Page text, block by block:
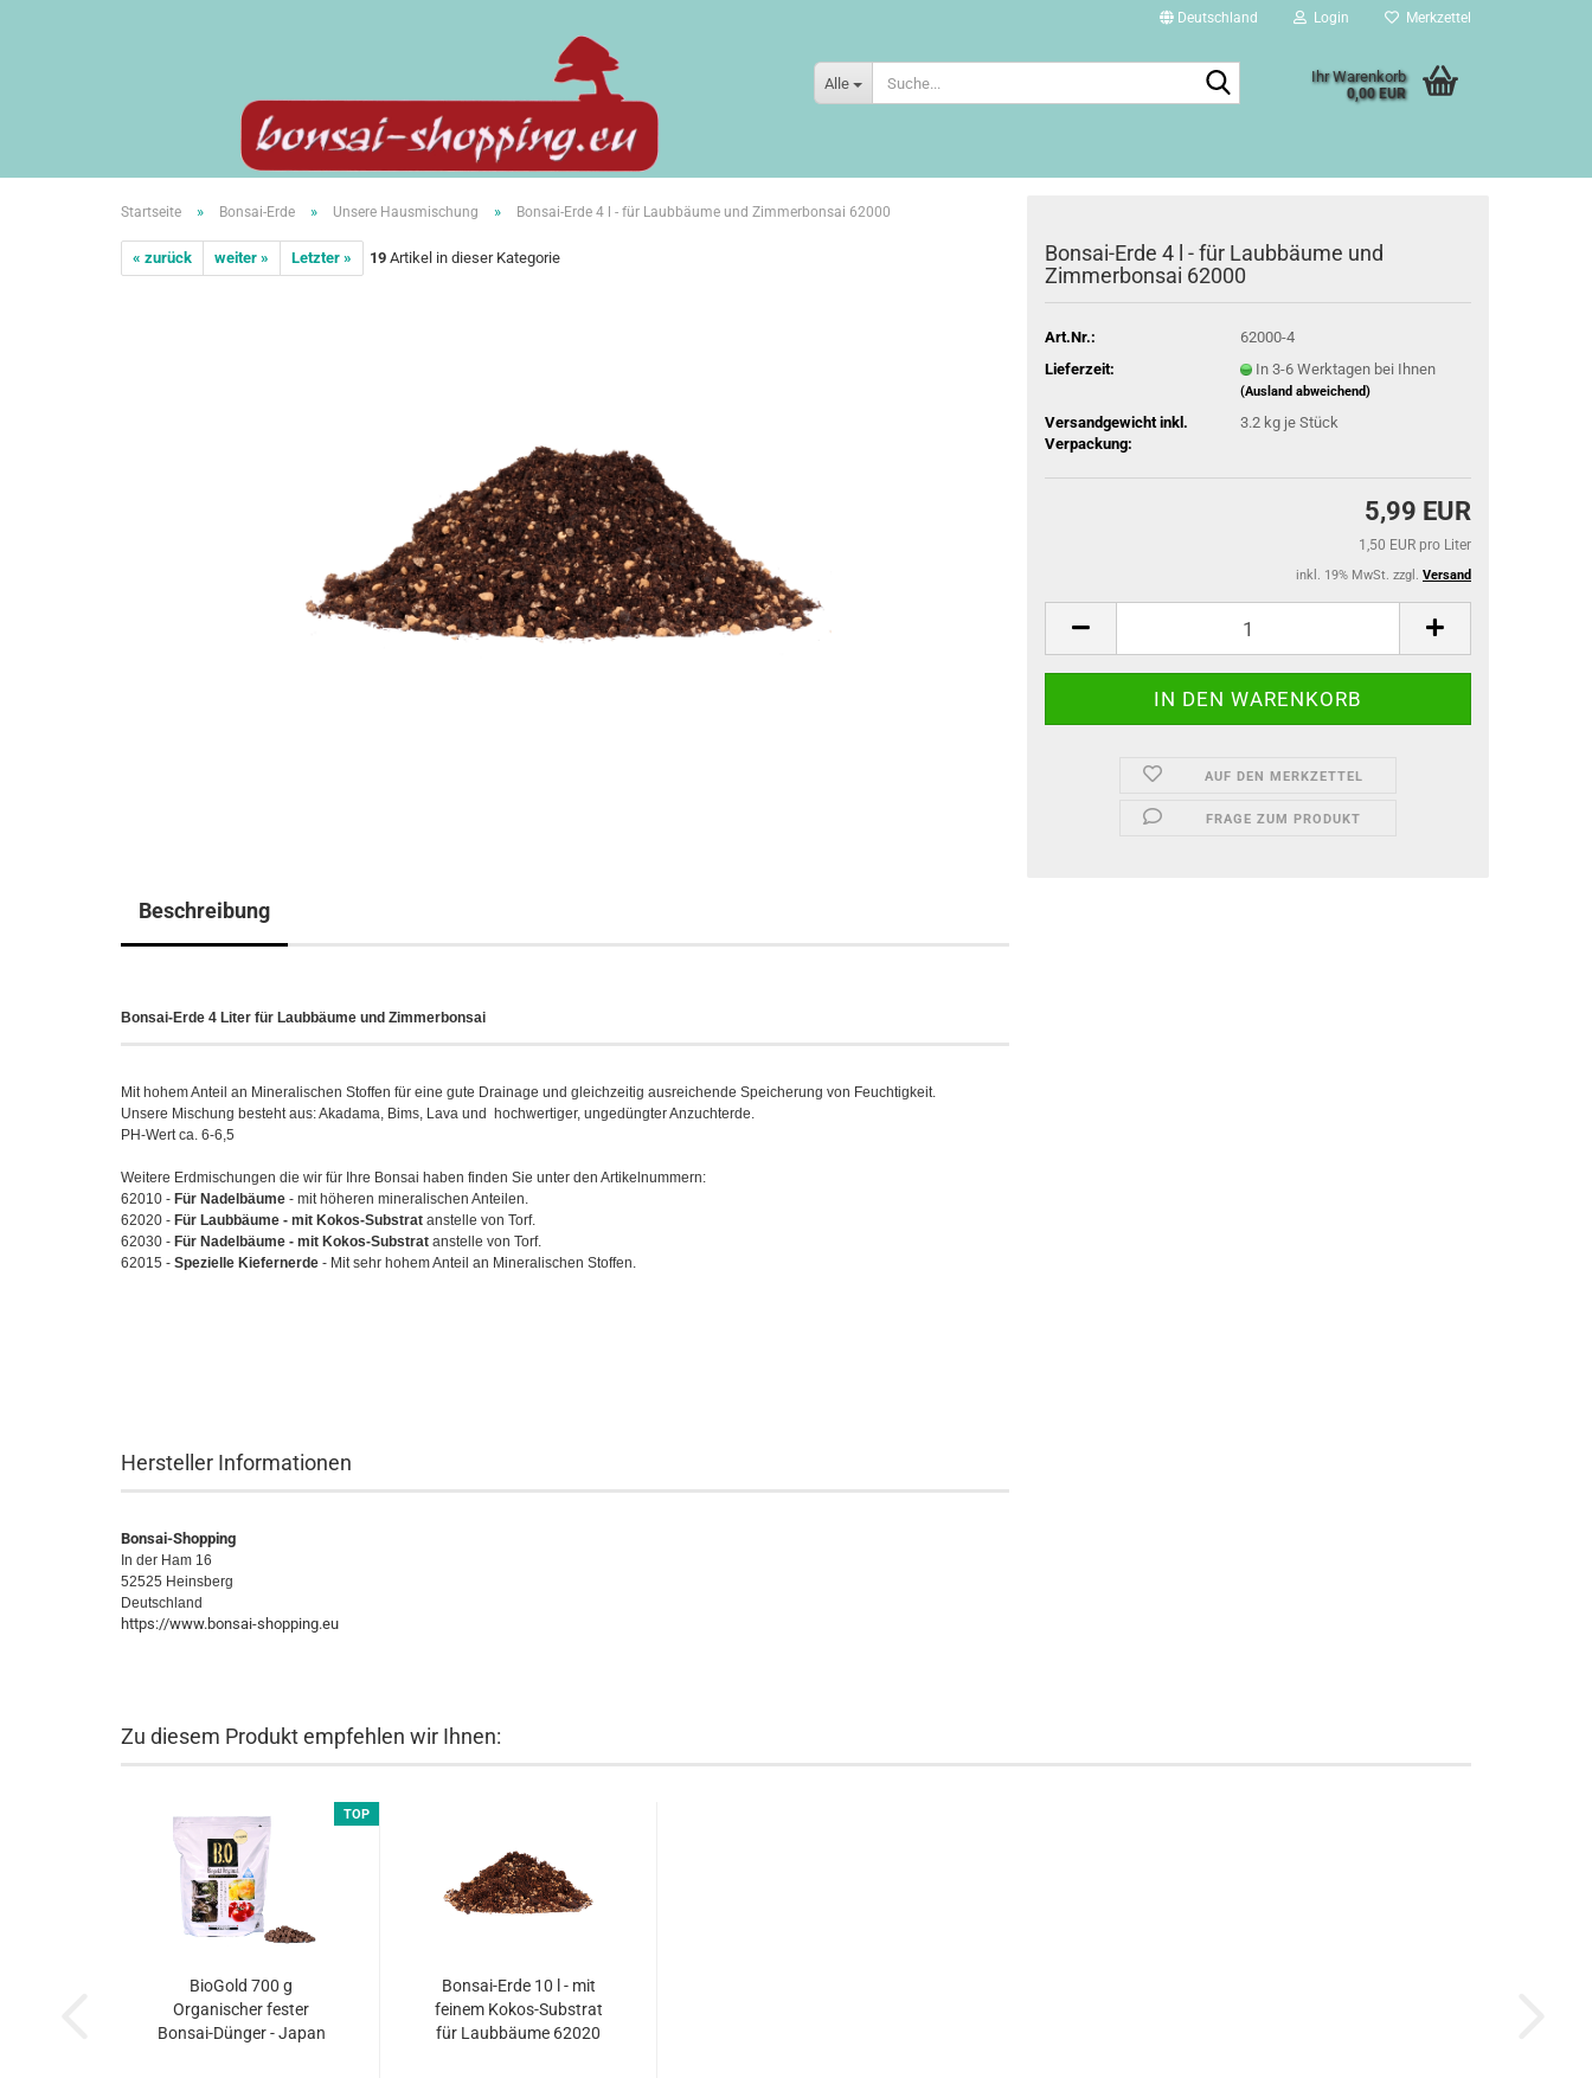
Deutschland Login Merkzettel
Alle Ihr Warenkorb
0,00 EUR
Startseite » Bonsai-Erde » Unsere Hausmischung » Bonsai-Erde 4 l - für Laubbäume und Zimmerbonsai 62000
« zurück weiter » Letzter » 19 Artikel in dieser Kategorie
Bonsai-Erde 4 l - für Laubbäume und
Zimmerbonsai 62000
Art.Nr.:
62000-4
Lieferzeit:
In 3-6 Werktagen bei Ihnen
(Ausland abweichend)
Versandgewicht inkl.
Verpackung:
3.2 kg je Stück
5,99 EUR
1,50 EUR pro Liter
inkl. 19% MwSt. zzgl. Versand
AUF DEN MERKZETTEL
FRAGE ZUM PRODUKT
Beschreibung
Bonsai-Erde 4 Liter für Laubbäume und Zimmerbonsai
Mit hohem Anteil an Mineralischen Stoffen für eine gute Drainage und gleichzeitig ausreichende Speicherung von Feuchtigkeit.
Unsere Mischung besteht aus: Akadama, Bims, Lava und hochwertiger, ungedüngter Anzuchterde.
PH-Wert ca. 6-6,5
Weitere Erdmischungen die wir für Ihre Bonsai haben finden Sie unter den Artikelnummern:
62010 - Für Nadelbäume - mit höheren mineralischen Anteilen.
62020 - Für Laubbäume - mit Kokos-Substrat anstelle von Torf.
62030 - Für Nadelbäume - mit Kokos-Substrat anstelle von Torf.
62015 - Spezielle Kiefernerde - Mit sehr hohem Anteil an Mineralischen Stoffen.
Hersteller Informationen
Bonsai-Shopping
In der Ham 16
52525 Heinsberg
Deutschland
https://www.bonsai-shopping.eu
Zu diesem Produkt empfehlen wir Ihnen:
TOP
BioGold 700 g
Organischer fester
Bonsai-Dünger - Japan
Bonsai-Erde 10 l - mit
feinem Kokos-Substrat
für Laubbäume 62020